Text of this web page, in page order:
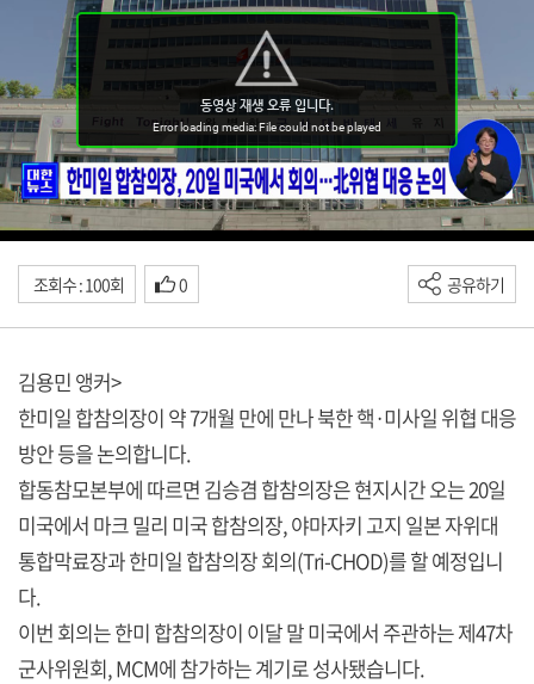
조회수 : 100회 0 공유하기
김용민 앵커>
한미일 합참의장이 약 7개월 만에 만나 북한 핵·미사일 위협 대응
방안 등을 논의합니다.
합동참모본부에 따르면 김승겸 합참의장은 현지시간 오는 20일
미국에서 마크 밀리 미국 합참의장, 야마자키 고지 일본 자위대
통합막료장과 한미일 합참의장 회의(Tri-CHOD)를 할 예정입니
다.
이번 회의는 한미 합참의장이 이달 말 미국에서 주관하는 제47차
군사위원회, MCM에 참가하는 계기로 성사됐습니다.